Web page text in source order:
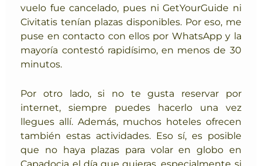
vuelo fue cancelado, pues ni GetYourGuide ni
Civitatis tenían plazas disponibles. Por eso, me
puse en contacto con ellos por WhatsApp y la
mayoría contestó rapidísimo, en menos de 30
minutos.
Por otro lado, si no te gusta reservar por
internet, siempre puedes hacerlo una vez
llegues allí. Además, muchos hoteles ofrecen
también estas actividades. Eso sí, es posible
que no haya plazas para volar en globo en